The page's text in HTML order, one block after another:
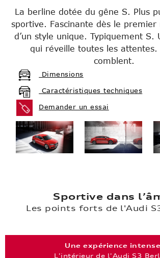
Demander un essai
Véhicules de direction
La berline dotée du gêne S. Plus
sportive. Fascinante dès le
d’un style unique. Typiquement S.
qui réveille toutes les attentes.
comblent.
Dimensions
Caractéristiques techniques
Demander un essai
Sportive dans
Les points forts de l'Audi
Une expérience
L'intérieur de l'Audi S3